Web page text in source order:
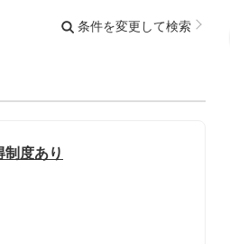
条件を変更して検索
度あり